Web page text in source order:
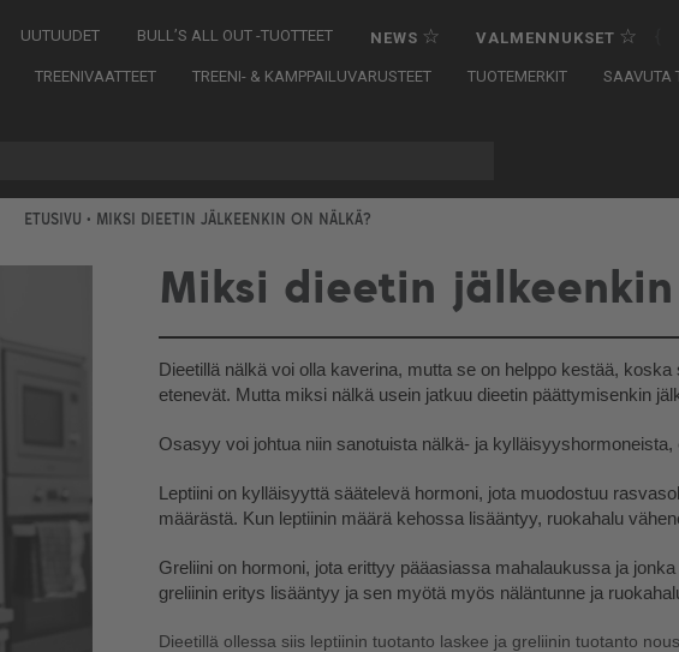
UUTUUDET BULL’S ALL OUT -TUOTTEET NEWS ☆ VALMENNUKSET ☆
TREENIVAATTEET TREENI- & KAMPPAILUVARUSTEET TUOTEMERKIT
SAAVUTA
ETUSIVU • MIKSI DIEETIN JÄLKEENKIN ON NÄLKÄ?
Miksi dieetin
Dieetillä nälkä voi olla kaverina, mutta se on helppo kestää,
etenevät. Mutta miksi nälkä usein jatkuu dieetin päättymisenkin
Osasyy voi johtua niin sanotuista nälkä- ja kylläisyyshormoneista,
Leptiini on kylläisyyttä säätelevä hormoni, jota muodostuu
määrästä. Kun leptiinin määrä kehossa lisääntyy, ruokahalu
Greliini on hormoni, jota erittyy pääasiassa mahalaukussa ja
greliinin eritys lisääntyy ja sen myötä myös näläntunne ja
Dieetillä ollessa siis leptiinin tuotanto laskee ja greliinin tuotanto